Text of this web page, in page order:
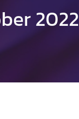
2022